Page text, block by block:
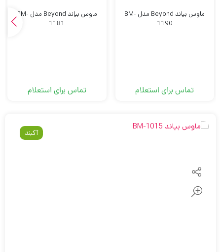
ماوس بیاند Beyond مدل BM-
1190
تماس برای استعلام
ماوس بیاند Beyond مدل BM-
1181
تماس برای استعلام
آکبند